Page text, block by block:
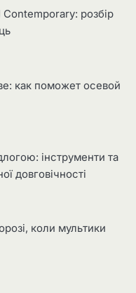
Contemporary: розбір
как поможет осевой
інструменти та
довговічності
коли мультики